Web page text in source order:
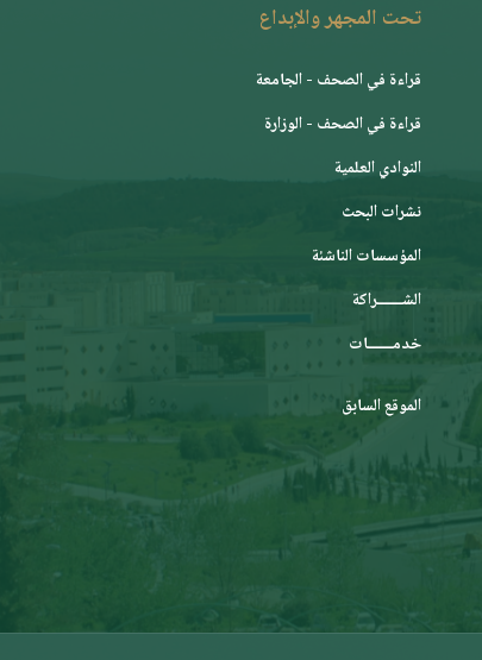
تحت المجهر والإبداع
قراءة في الصحف - الجامعة
قراءة في الصحف - الوزارة
النوادي العلمية
نشرات البحث
المؤسسات الناشئة
الشـــــــراكة
خدمـــــــات
الموقع السابق